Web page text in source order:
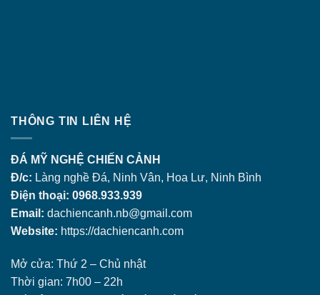
THÔNG TIN LIÊN HỆ
ĐÁ MỸ NGHỆ CHIẾN CẢNH
Đ/c: Làng nghề Đá, Ninh Vân, Hoa Lư, Ninh Bình
Điện thoại: 0968.933.939
Email: dachiencanh.nb@gmail.com
Website: https://dachiencanh.com
Mở cửa: Thứ 2 – Chủ nhật
Thời gian: 7h00 – 22h